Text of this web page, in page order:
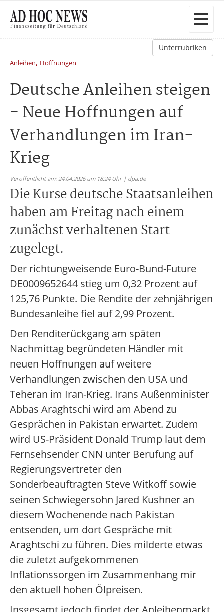
Unterrubriken
Anleihen, Hoffnungen
Deutsche Anleihen steigen
- Neue Hoffnungen auf
Verhandlungen im Iran-
Krieg
Veröffentlicht am: 24.04.2026 um 18:24 Uhr | dpa.de
Die Kurse deutsche Staatsanleihen
haben am Freitag nach einem
zunächst verhaltenen Start
zugelegt.
Der richtungweisende Euro-Bund-Future
DE0009652644 stieg um 0,32 Prozent auf
125,76 Punkte. Die Rendite der zehnjährigen
Bundesanleihe fiel auf 2,99 Prozent.
Den Renditerückgang am späten
Nachmittag begründeten Händler mit
neuen Hoffnungen auf weitere
Verhandlungen zwischen den USA und
Teheran im Iran-Krieg. Irans Außenminister
Abbas Araghtschi wird am Abend zu
Gesprächen in Pakistan erwartet. Zudem
wird US-Präsident Donald Trump laut dem
Fernsehsender CNN unter Berufung auf
Regierungsvertreter den
Sonderbeauftragten Steve Witkoff sowie
seinen Schwiegersohn Jared Kushner an
diesem Wochenende nach Pakistan
entsenden, um dort Gespräche mit
Araghtschi zu führen. Dies milderte etwas
die zuletzt aufgekommenen
Inflationssorgen im Zusammenhang mir
den aktuell hohen Ölpreisen.